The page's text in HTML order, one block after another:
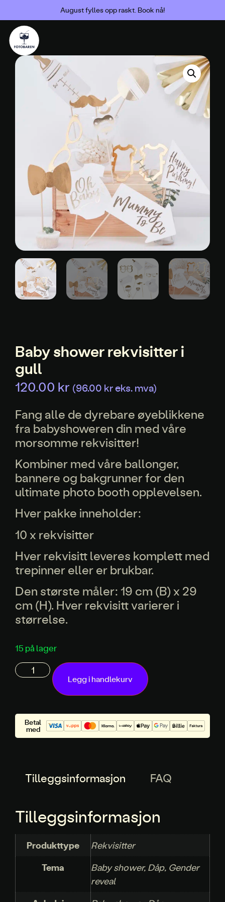
August fylles opp raskt. Book nå!
Baby shower rekvisitter i
gull
120.00 kr (96.00 kreks. mva)
Fang alle de dyrebare øyeblikkene
fra babyshoweren din med våre
morsomme rekvisitter!
Kombiner med våre ballonger,
bannere og bakgrunner for den
ultimate photo booth opplevelsen.
Hver pakke inneholder:
10 x rekvisitter
Hver rekvisitt leveres komplett med
trepinner eller er brukbar.
Den største måler: 19 cm (B) x 29
cm (H). Hver rekvisitt varierer i
størrelse.
15 på lager
Legg i handlekurv
Betal
med
Tilleggsinformasjon FAQ
Tilleggsinformasjon
Produkttype
Rekvisitter
Tema
Baby shower, Dåp, Gender
reveal